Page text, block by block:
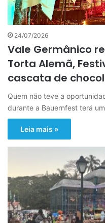
24/07/2026
Vale Germânico
Torta Alemã,
cascata de
Quem não teve a
durante a Bauernfest terá
Leia mais »